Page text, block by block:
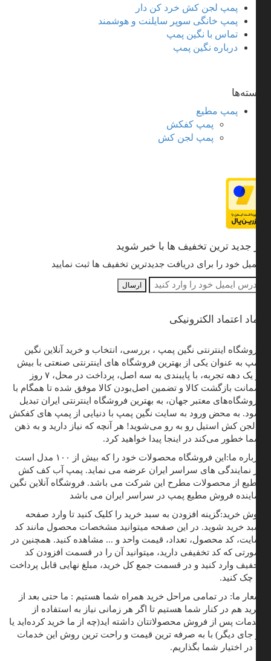
پمپ لجن کش خرد کن دار
پمپ خانگی سوپر سایلنت و هوشمند
تماس با نگین پمپ
درباره نگین پمپ
پمپ مطیع
پمپ کفکش
پمپ لجن کش
جدید ترین تخفیف ها با خبر شوید
خود را برای دریافت جدیدترین تخفیف ها ثبت نمایید
اعتماد الکترونیکی
اینترنتی نگین پمپ ، بررسی، انتخاب و خرید آنلاین نگین
به عنوان یکی از بهترین فروشگاه های اینترنتی صنعتی با بیش
از یک دهه تجربه، با پایبندی به سه اصل، پرداخت در محل، ۷ روز
بازگشت کالا و تضمین اصل‌بودن کالا موفق شده تا همگام با
معتبر جهان، به بهترین فروشگاه اینترنتی ایران تبدیل
به محض ورود به سایت نگین پمپ با دنیایی از پمپ های کفکش
کش استیل رو به رو می‌شوید! هر آنچه که نیاز دارید و به ذهن
خطور می‌کند در اینجا پیدا خواهید کرد.
ما:
این فروشگاه محصولات خود را که بیش از ۱۰۰ مدل است
نمایندگی های سراسر ایران عرضه می نماید. پمپ آب کف کش
از محصولات مطرح این شرکت می باشد. فروشگاه آنلاین نگین
فروش مطیع پمپ در سراسر ایران می باشد
خرید:گزینه افزودن به سبد خرید را کلیک کنید تا وارد صفحه
خرید شوید. در این صفحه میتوانید مشخصات محصول مانند کد
کد محصول، تعداد، قیمت واحد و ... مشاهده کنید. همچنین در
که کد تخفیفی دارید، میتوانید آن را در قسمت افزودن کد
وارد کنید و در قسمت جمع کل خرید، مبلغ نهایی قابل پرداخت
چک کنید.
ما: در تمامی مراحل خرید همراه شما هستیم : ما حتی بعد از
هم در کنار شما هستیم تا اگر هر زمانی نیاز به استفاده از
پس از فروش محصولاتتان داشته اید(چه از ما خرید کرده‌اید یا
جای دیگر) با به صرفه ترین قیمت و راحت ترین روش این خدمات
در اختیار شما بگذاریم.